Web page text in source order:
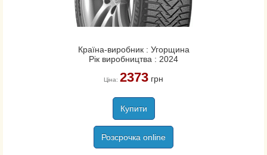
Kapsen
Kleber
Kumho
Lassa
Marangoni
Marshal
Matador
Країна-виробник : Угорщина
Рік виробництва : 2024
Ціна: 2373грн
Купити
Розсрочка online